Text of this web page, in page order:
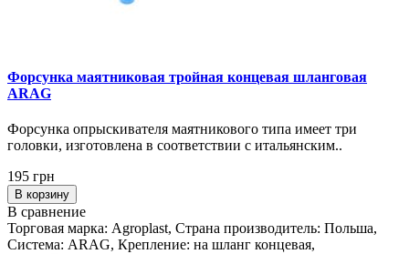
Форсунка маятниковая тройная концевая шланговая
ARAG
Форсунка опрыскивателя маятникового типа имеет три
головки, изготовлена в соответствии с итальянским..
195 грн
В корзину
В сравнение
Торговая марка: Agroplast, Страна производитель: Польша,
Система: ARAG, Крепление: на шланг концевая,